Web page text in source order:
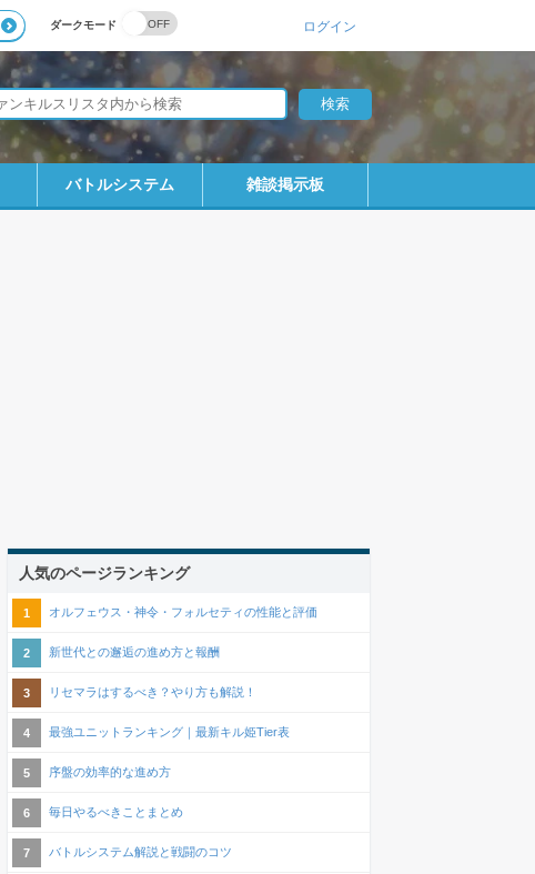
ダークモード ログイン
バトルシステム 雑談掲示板
人気のページランキング
オルフェウス・神令・フォルセティの性能と評価
新世代との邂逅の進め方と報酬
リセマラはするべき？やり方も解説！
最強ユニットランキング｜最新キル姫Tier表
序盤の効率的な進め方
毎日やるべきことまとめ
バトルシステム解説と戦闘のコツ